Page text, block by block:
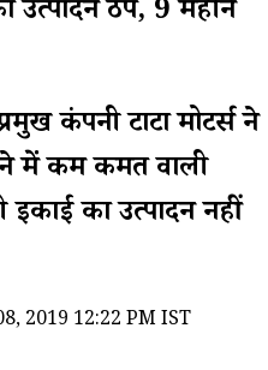
उत्पादन ठप, 9 महीने
कंपनी टाटा मोटर्स ने
में कम कीमत वाली
का उत्पादन नहीं
2019 12:22 PM IST